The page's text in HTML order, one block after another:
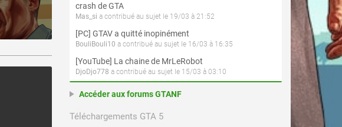
crash de GTA
Mas_si a contribué au sujet le 19/03 à 21:52
[PC] GTAV a quitté inopinément
BouliBouli10 a contribué au sujet le 16/03 à 16:35
[YouTube] La chaine de MrLeRobot
DjoDjo778 a contribué au sujet le 15/03 à 03:10
Accéder aux forums GTANF
Téléchargements GTA 5